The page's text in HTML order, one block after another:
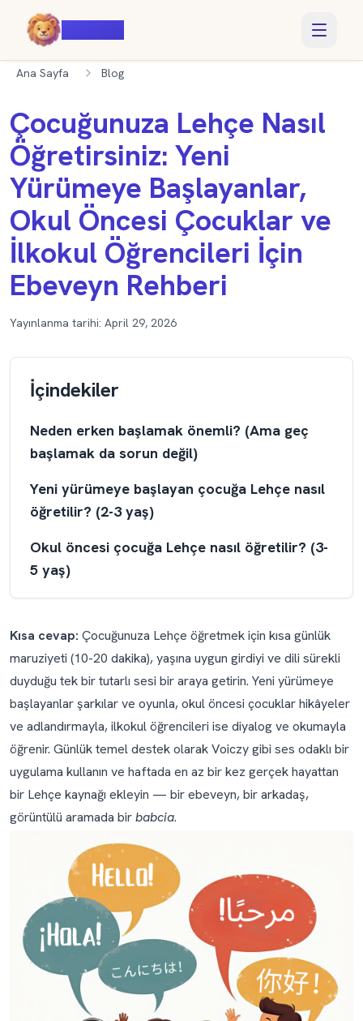
Ana Sayfa Blog
Çocuğunuza Lehçe Nasıl
Öğretirsiniz: Yeni
Yürümeye Başlayanlar,
Okul Öncesi Çocuklar ve
İlkokul Öğrencileri İçin
Ebeveyn Rehberi
Yayınlanma tarihi: April 29, 2026
İçindekiler
Neden erken başlamak önemli? (Ama geç
başlamak da sorun değil)
Yeni yürümeye başlayan çocuğa Lehçe nasıl
öğretilir? (2-3 yaş)
Okul öncesi çocuğa Lehçe nasıl öğretilir? (3-
5 yaş)
Tüm aile olarak Lehçe nasıl öğretilir?
Lehçe hâl sistemi: neden çocuğunuz erken
başlarsa kazanır?
Çocuğunuzun geleceğinde Lehçe
Peki ya Polonya’ya yeni taşınan aileler için
Lehçe?
Önerdiğimiz araçlar
Sık sorulan sorular
Kendim Lehçe bilmiyorsam çocuğuma Lehçe’yi nasıl
öğretirim?
Çocuğa Lehçe öğretmeye başlamak için en iyi yaş
nedir?
Çocuğum ne kadar sürede Lehçe konuşabilir?
Kısa cevap: Çocuğunuza Lehçe öğretmek için kısa günlük
maruziyeti (10-20 dakika), yaşına uygun girdiyi ve dili sürekli
duyduğu tek bir tutarlı sesi bir araya getirin. Yeni yürümeye
başlayanlar şarkılar ve oyunla, okul öncesi çocuklar hikâyeler
ve adlandırmayla, ilkokul öğrencileri ise diyalog ve okumayla
öğrenir. Günlük temel destek olarak Voiczy gibi ses odaklı bir
uygulama kullanın ve haftada en az bir kez gerçek hayattan
bir Lehçe kaynağı ekleyin — bir ebeveyn, bir arkadaş,
görüntülü aramada birbabcia.